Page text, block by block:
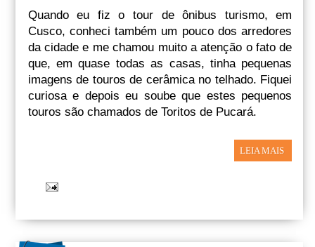
Quando eu fiz o tour de ônibus turismo, em
Cusco, conheci também um pouco dos arredores
da cidade e me chamou muito a atenção o fato de
que, em quase todas as casas, tinha pequenas
imagens de touros de cerâmica no telhado. Fiquei
curiosa e depois eu soube que estes pequenos
touros são chamados de Toritos de Pucará.
LEIA MAIS